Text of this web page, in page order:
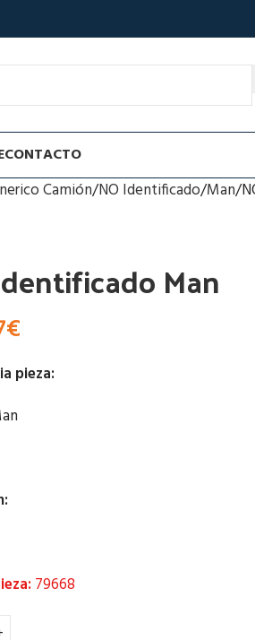
CONTACTO
Camión NO Identificado Man
Man
€
pieza:
79668